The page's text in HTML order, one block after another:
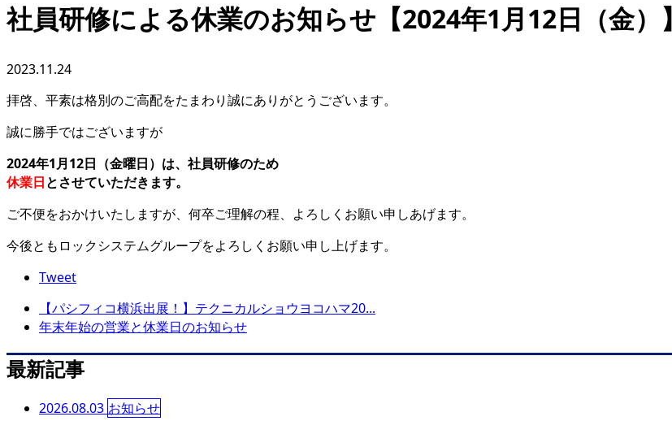
社員研修による休業のお知らせ【2024年1月12日（金）】
2023.11.24
拝啓、平素は格別のご高配をたまわり誠にありがとうございます。
誠に勝手ではございますが
2024年1月12日（金曜日）は、社員研修のため
休業日とさせていただきます。
ご不便をおかけいたしますが、何卒ご理解の程、よろしくお願い申しあげます。
今後ともロックシステムグループをよろしくお願い申し上げます。
Tweet
【パシフィコ横浜出展！】テクニカルショウヨコハマ20...
年末年始の営業と休業日のお知らせ
最新記事
2026.08.03 お知らせ